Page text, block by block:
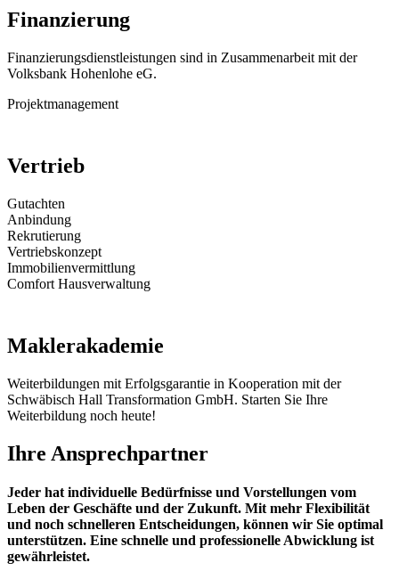
Finanzierung
Finanzierungsdienstleistungen sind in Zusammenarbeit mit der
Volksbank Hohenlohe eG.
Projektmanagement
Vertrieb
Gutachten
Anbindung
Rekrutierung
Vertriebskonzept
Immobilienvermittlung
Comfort Hausverwaltung
Maklerakademie
Weiterbildungen mit Erfolgsgarantie in Kooperation mit der
Schwäbisch Hall Transformation GmbH. Starten Sie Ihre
Weiterbildung noch heute!
Ihre Ansprechpartner
Jeder hat individuelle Bedürfnisse und Vorstellungen vom
Leben der Geschäfte und der Zukunft. Mit mehr Flexibilität
und noch schnelleren Entscheidungen, können wir Sie optimal
unterstützen. Eine schnelle und professionelle Abwicklung ist
gewährleistet.